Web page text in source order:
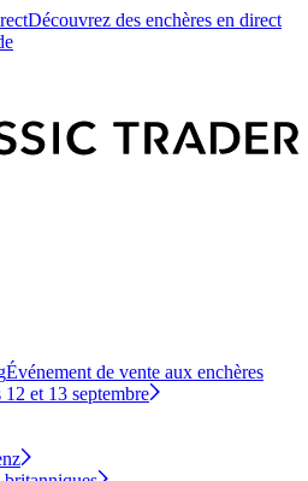
Découvrez des enchères en direct
Événement de vente aux enchères
et 13 septembre